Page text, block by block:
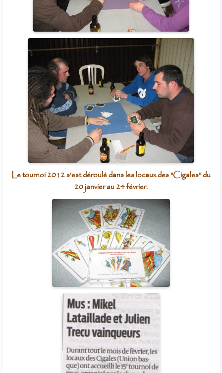
Le tournoi 2012 s'est déroulé dans les locaux des "Cigales" du
20 janvier au 24 février.